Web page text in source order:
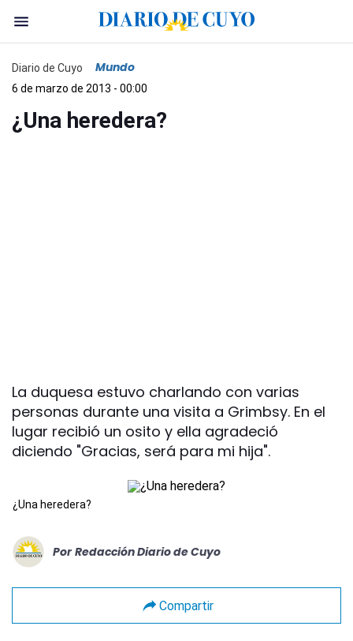
Diario de Cuyo Mundo
6 de marzo de 2013 - 00:00
¿Una heredera?
La duquesa estuvo charlando con varias
personas durante una visita a Grimbsy. En el
lugar recibió un osito y ella agradeció
diciendo "Gracias, será para mi hija".
¿Una heredera?
Por Redacción Diario de Cuyo
Compartir